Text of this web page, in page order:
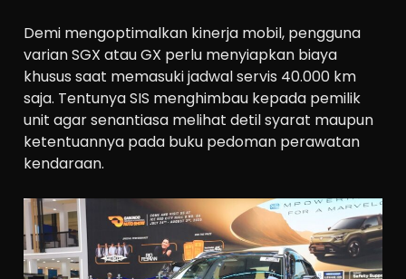
Demi mengoptimalkan kinerja mobil, pengguna
varian SGX atau GX perlu menyiapkan biaya
khusus saat memasuki jadwal servis 40.000 km
saja. Tentunya SIS menghimbau kepada pemilik
unit agar senantiasa melihat detil syarat maupun
ketentuannya pada buku pedoman perawatan
kendaraan.